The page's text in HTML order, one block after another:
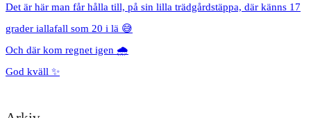
Det är här man får hålla till, på sin lilla trädgårdstäppa, där känns 17
grader iallafall som 20 i lä 😅
Och där kom regnet igen 🌧️
God kväll ✨